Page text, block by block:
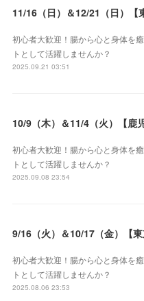
初心者大歓迎！腸から心と身体を
トとして活躍しませんか？
2025.09.21 03:51
初心者大歓迎！腸から心と身体を
トとして活躍しませんか？
2025.09.08 23:54
初心者大歓迎！腸から心と身体を
トとして活躍しませんか？
2025.08.06 23:53